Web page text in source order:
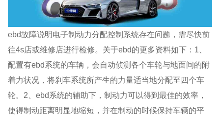
ebd故障说明电子制动力分配控制系统存在问题，需尽快前
往4s店或维修店进行检修。关于ebd的更多资料如下：1、
配置有ebd系统的车辆，会自动侦测各个车轮与地面间的附
着力状况，将刹车系统所产生的力量适当地分配至四个车
轮。2、ebd系统的辅助下，制动力可以得到最佳的效率，
使得制动距离明显地缩短，并在制动的时候保持车辆的平